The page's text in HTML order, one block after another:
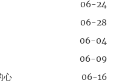
06-24
06-28
06-04
06-09
心
06-16